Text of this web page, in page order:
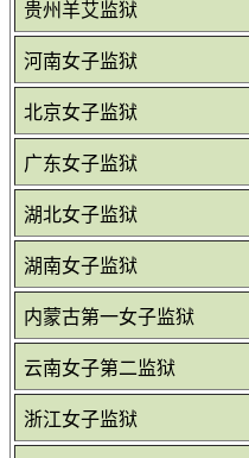
贵州羊艾监狱
河南女子监狱
北京女子监狱
广东女子监狱
湖北女子监狱
湖南女子监狱
内蒙古第一女子监狱
云南女子第二监狱
浙江女子监狱